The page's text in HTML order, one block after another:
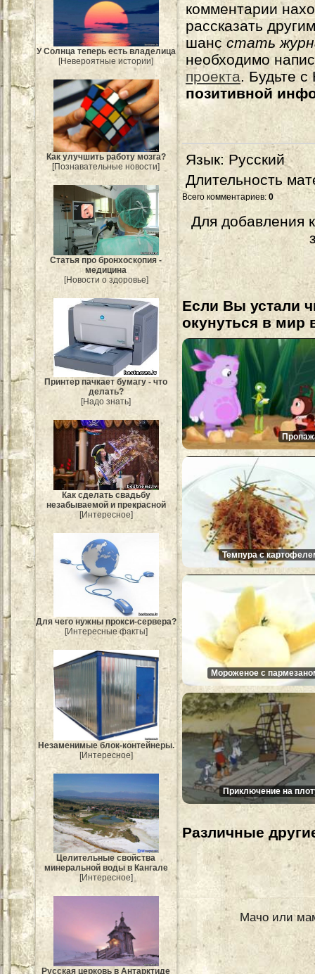
У Солнца теперь есть владелица
[Невероятные истории]
Как улучшить работу мозга?
[Познавательные новости]
Статья про бронхоскопия -
медицина
[Новости о здоровье]
Принтер пачкает бумагу - что
делать?
[Надо знать]
Как сделать свадьбу
незабываемой и прекрасной
[Интересное]
Для чего нужны прокси-сервера?
[Интересные факты]
Незаменимые блок-контейнеры.
[Интересное]
Целительные свойства
минеральной воды в Кангале
[Интересное]
Русская церковь в Антарктиде
комментарии
рассказать
шанс стать
необходимо
проекта. Будьте
позитивной
Язык: Русский
Длительность
Всего комментариев: 0
Для добавления
Если Вы устали
окунуться в мир
Темпура с
Мороженое с
Приключение на
Различные
Мачо или